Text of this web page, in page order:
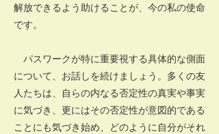
解放できるよう助けることが、今の私の使命
です。
パスワークが特に重要視する具体的な側面
について、お話しを続けましょう。多くの友
人たちは、自らの内なる否定性の真実や事実
に気づき、更にはその否定性が意図的である
ことにも気づき始め、どのように自分がそれ